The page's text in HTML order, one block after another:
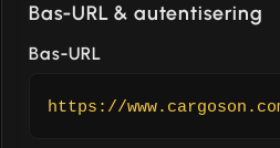
Bas-URL & autentisering
Bas-URL
https://